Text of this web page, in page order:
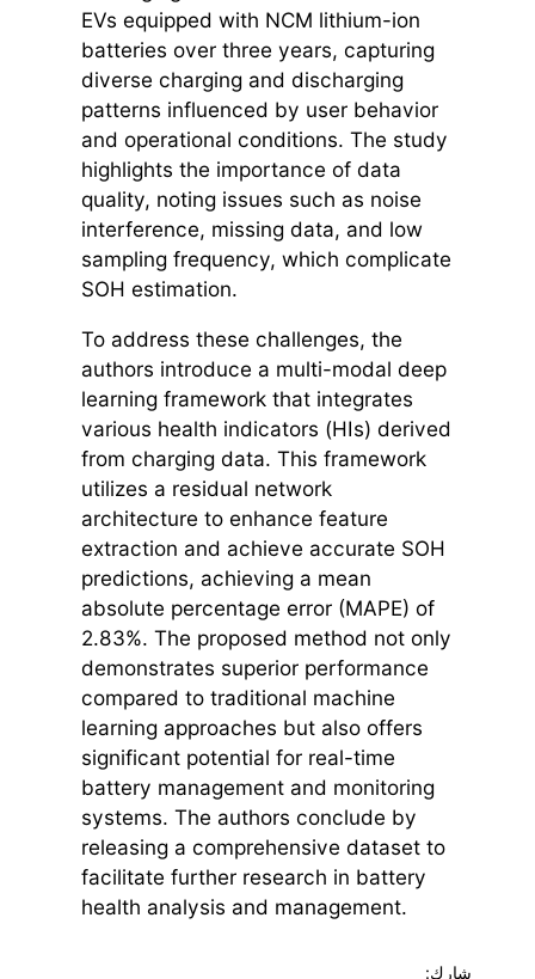
EVs equipped with NCM lithium-ion
batteries over three years, capturing
diverse charging and discharging
patterns influenced by user behavior
and operational conditions. The study
highlights the importance of data
quality, noting issues such as noise
interference, missing data, and low
sampling frequency, which complicate
SOH estimation.
To address these challenges, the
authors introduce a multi-modal deep
learning framework that integrates
various health indicators (HIs) derived
from charging data. This framework
utilizes a residual network
architecture to enhance feature
extraction and achieve accurate SOH
predictions, achieving a mean
absolute percentage error (MAPE) of
2.83%. The proposed method not only
demonstrates superior performance
compared to traditional machine
learning approaches but also offers
significant potential for real-time
battery management and monitoring
systems. The authors conclude by
releasing a comprehensive dataset to
facilitate further research in battery
health analysis and management.
شارك: